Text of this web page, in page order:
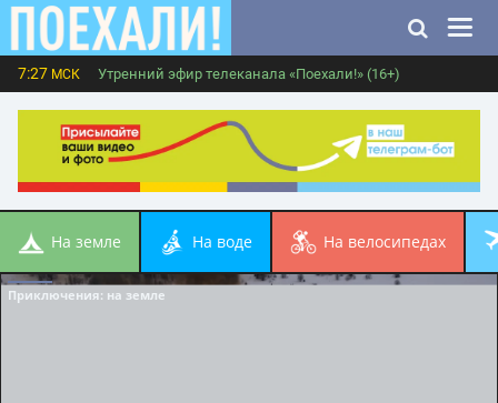
7:27 МСК Утренний эфир телеканала «Поехали!» (16+)
на земле на воде на велосипедах
Приключения: на земле